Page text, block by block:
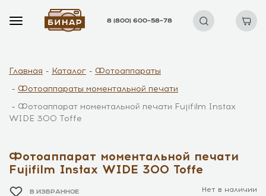
8 (800) 600–58–78
Главная Каталог
Фотоаппараты
Фотоаппараты моментальной печати
Фотоаппарат моментальной печати Fujifilm Instax
WIDE 300 Toffe
Фотоаппарат моментальной печати
Fujifilm Instax WIDE 300 Toffe
В ИЗБРАННОЕ Нет в наличии